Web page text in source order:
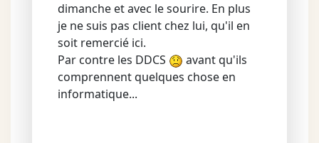
dimanche et avec le sourire. En plus
je ne suis pas client chez lui, qu'il en
soit remercié ici.
Par contre les DDCS
avant qu'ils
comprennent quelques chose en
informatique...